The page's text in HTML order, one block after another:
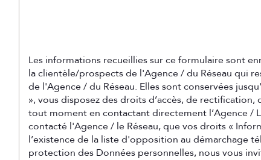
Les informations recueillies sur ce formulaire sont
la clientèle/prospects de l'Agence / du Réseau qui
de l'Agence / du Réseau. Elles sont conservées
», vous disposez des droits d’accès, de
tout moment en contactant directement l’Agence /
contacté l'Agence / le Réseau, que vos droits «
l’existence de la liste d'opposition au démarchage
protection des Données personnelles, nous vous